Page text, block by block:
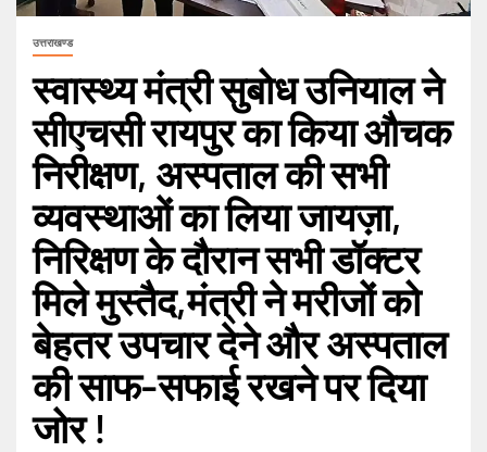
उत्तराखण्ड
स्वास्थ्य मंत्री सुबोध उनियाल ने
सीएचसी रायपुर का किया औचक
निरीक्षण, अस्पताल की सभी
व्यवस्थाओं का लिया जायज़ा,
निरिक्षण के दौरान सभी डॉक्टर
मिले मुस्तैद,मंत्री ने मरीजों को
बेहतर उपचार देने और अस्पताल
की साफ-सफाई रखने पर दिया
जोर !